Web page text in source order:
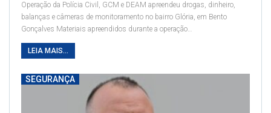
Operação da Polícia Civil, GCM e DEAM apreendeu drogas, dinheiro,
balanças e câmeras de monitoramento no bairro Glória, em Bento
Gonçalves Materiais apreendidos durante a operação
LEIA MAIS...
SEGURANÇA